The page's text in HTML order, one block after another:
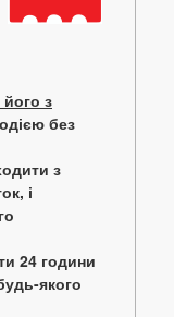
його з
без
з
і
24 години
якого